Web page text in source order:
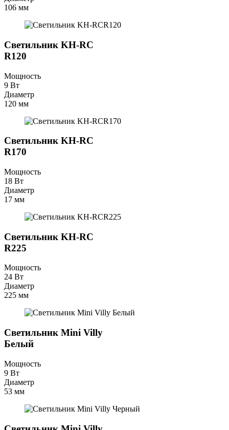
106 мм
Светильник KH-RC
R120
Мощность
9 Вт
Диаметр
120 мм
Светильник KH-RC
R170
Мощность
18 Вт
Диаметр
17 мм
Светильник KH-RC
R225
Мощность
24 Вт
Диаметр
225 мм
Светильник Mini Villy
Белый
Мощность
9 Вт
Диаметр
53 мм